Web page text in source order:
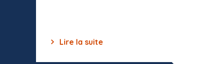
Lire la suite